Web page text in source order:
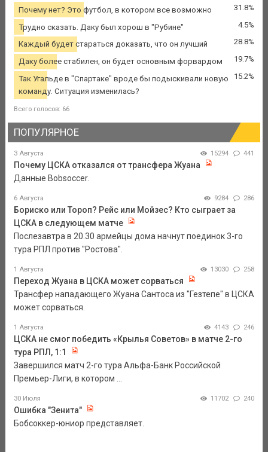
Почему нет? Это футбол, в котором все возможно 31.8%
Трудно сказать. Даку был хорош в "Рубине" 4.5%
Каждый будет стараться доказать, что он лучший 28.8%
Даку более стабилен, он будет основным форвардом 19.7%
Так Угальде в "Спартаке" вроде бы подыскивали новую
команду. Ситуация изменилась?
15.2%
Всего голосов: 66
ПОПУЛЯРНОЕ
3 Августа 15294 441
Почему ЦСКА отказался от трансфера Жуана
Данные Bobsoccer.
6 Августа 9284 286
Бориско или Тороп? Рейс или Мойзес? Кто сыграет за
ЦСКА в следующем матче
Послезавтра в 20.30 армейцы дома начнут поединок 3-го
тура РПЛ против "Ростова".
1 Августа 13030 258
Переход Жуана в ЦСКА может сорваться
Трансфер нападающего Жуана Сантоса из "Гезтепе" в ЦСКА
может сорваться.
1 Августа 4143 246
ЦСКА не смог победить «Крылья Советов» в матче 2-го
тура РПЛ, 1:1
Завершился матч 2-го тура Альфа-Банк Российской
Премьер-Лиги, в котором ...
30 Июля 11702 240
Ошибка "Зенита"
Бобсоккер-юниор представляет.